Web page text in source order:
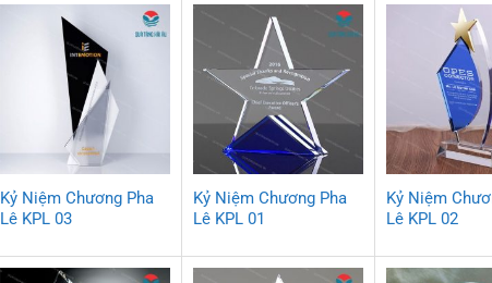
Kỷ Niệm Chương Pha
Lê KPL 03
Kỷ Niệm Chương Pha
Lê KPL 01
Kỷ Niệm
Lê KPL 02